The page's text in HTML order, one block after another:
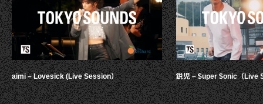
aimi – Lovesick (Live Session） 鋭児 – $uper $onic（Live